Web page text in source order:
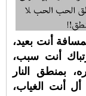
أنت بعيد،
أنت سبب،
بمنطق النار
أنت الغياب،